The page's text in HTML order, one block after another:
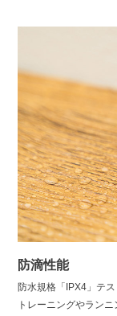
防滴性能
防水規格「IPX4」テス
トレーニングやラン